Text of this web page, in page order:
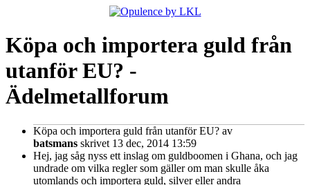
Köpa och importera guld från
utanför EU? -
Ädelmetallforum
Köpa och importera guld från utanför EU? av
batsmans skrivet 13 dec, 2014 13:59
Hej, jag såg nyss ett inslag om guldboomen i Ghana, och jag
undrade om vilka regler som gäller om man skulle åka
utomlands och importera guld, silver eller andra